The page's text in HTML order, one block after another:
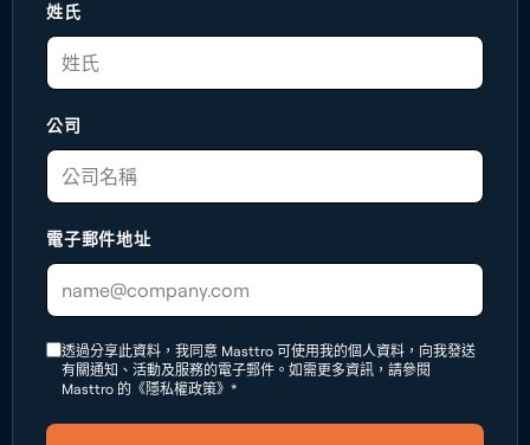
姓氏
公司
電子郵件地址
透過分享此資料，我同意 Masttro 可使用我的個人資料，向我發送
有關通知、活動及服務的電子郵件。如需更多資訊，請參閱
Masttro 的《隱私權政策》*